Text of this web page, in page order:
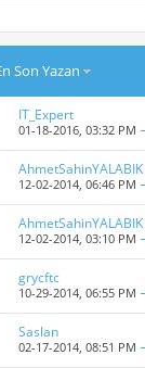
Son Yazan
IT_Expert
01-18-2016,03:32 PM
AhmetSahinYALABIK
12-02-2014,06:46 PM
AhmetSahinYALABIK
12-02-2014,03:10 PM
grycftc
10-29-2014,06:55 PM
Saslan
02-17-2014,08:51 PM